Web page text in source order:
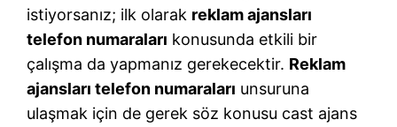
istiyorsanız; ilk olarak reklam ajansları
telefon numaraları konusunda etkili bir
çalışma da yapmanız gerekecektir. Reklam
ajansları telefon numaraları unsuruna
ulaşmak için de gerek söz konusu cast ajans